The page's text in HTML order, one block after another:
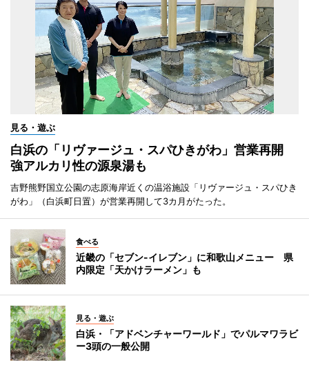
見る・遊ぶ
白浜の「リヴァージュ・スパひきがわ」営業再開
強アルカリ性の源泉湯も
吉野熊野国立公園の志原海岸近くの温浴施設「リヴァージュ・スパひき
がわ」（白浜町日置）が営業再開して3カ月がたった。
食べる
近畿の「セブン-イレブン」に和歌山メニュー 県
内限定「天かけラーメン」も
見る・遊ぶ
白浜・「アドベンチャーワールド」でパルマワラビ
ー3頭の一般公開